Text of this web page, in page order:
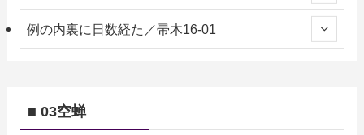
例の内裏に日数経た／帚木16-01
■ 03空蝉